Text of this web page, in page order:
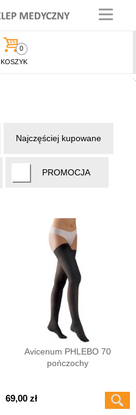
KOSZYK
0
Najczęściej kupowane
PROMOCJA
Avicenum PHLEBO 70
pończochy
69,00 zł